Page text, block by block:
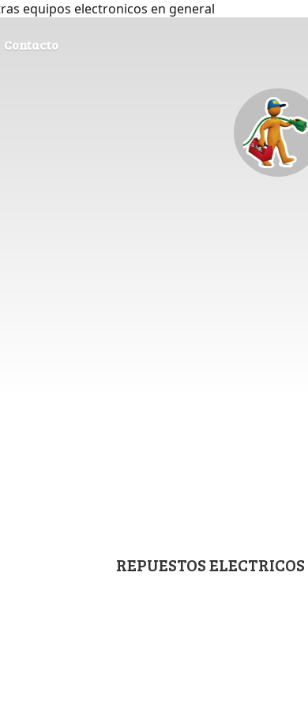
equipos electronicos en general
Contacto
REPUESTOS ELECTRICOS